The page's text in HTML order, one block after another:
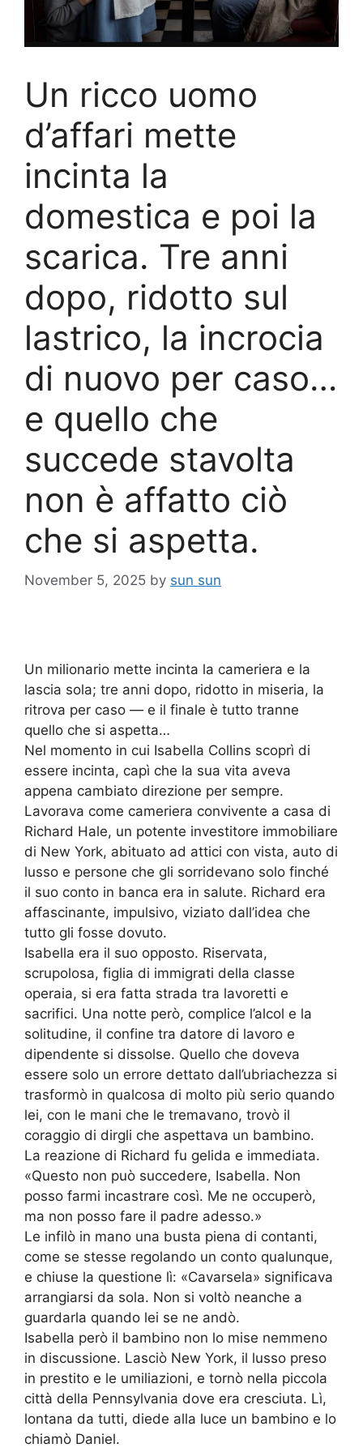
Un ricco uomo
d’affari mette
incinta la
domestica e poi la
scarica. Tre anni
dopo, ridotto sul
lastrico, la incrocia
di nuovo per caso…
e quello che
succede stavolta
non è affatto ciò
che si aspetta.
November 5, 2025 by sun sun
Un milionario mette incinta la cameriera e la
lascia sola; tre anni dopo, ridotto in miseria, la
ritrova per caso — e il finale è tutto tranne
quello che si aspetta…
Nel momento in cui Isabella Collins scoprì di
essere incinta, capì che la sua vita aveva
appena cambiato direzione per sempre.
Lavorava come cameriera convivente a casa di
Richard Hale, un potente investitore immobiliare
di New York, abituato ad attici con vista, auto di
lusso e persone che gli sorridevano solo finché
il suo conto in banca era in salute. Richard era
affascinante, impulsivo, viziato dall’idea che
tutto gli fosse dovuto.
Isabella era il suo opposto. Riservata,
scrupolosa, figlia di immigrati della classe
operaia, si era fatta strada tra lavoretti e
sacrifici. Una notte però, complice l’alcol e la
solitudine, il confine tra datore di lavoro e
dipendente si dissolse. Quello che doveva
essere solo un errore dettato dall’ubriachezza si
trasformò in qualcosa di molto più serio quando
lei, con le mani che le tremavano, trovò il
coraggio di dirgli che aspettava un bambino.
La reazione di Richard fu gelida e immediata.
«Questo non può succedere, Isabella. Non
posso farmi incastrare così. Me ne occuperò,
ma non posso fare il padre adesso.»
Le infilò in mano una busta piena di contanti,
come se stesse regolando un conto qualunque,
e chiuse la questione lì: «Cavarsela» significava
arrangiarsi da sola. Non si voltò neanche a
guardarla quando lei se ne andò.
Isabella però il bambino non lo mise nemmeno
in discussione. Lasciò New York, il lusso preso
in prestito e le umiliazioni, e tornò nella piccola
città della Pennsylvania dove era cresciuta. Lì,
lontana da tutti, diede alla luce un bambino e lo
chiamò Daniel.